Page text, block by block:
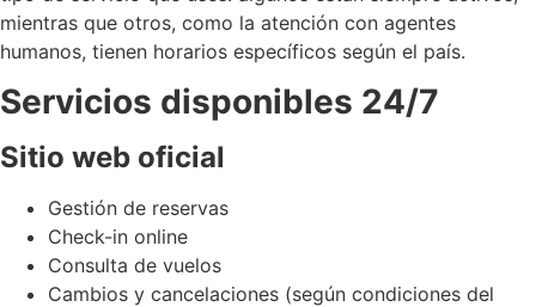
mientras que otros, como la atención con agentes
humanos, tienen horarios específicos según el país.
Servicios disponibles 24/7
Sitio web oficial
Gestión de reservas
Check-in online
Consulta de vuelos
Cambios y cancelaciones (según condiciones del